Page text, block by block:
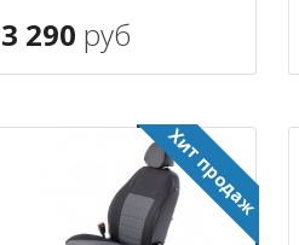
3 290 руб
В корзину